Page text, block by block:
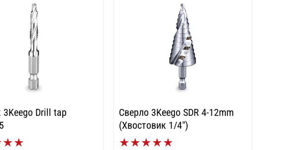
Drill tap
★★
Сверло 3Keego SDR 4-12mm
(Хвостовик 1/4")
★★★★★